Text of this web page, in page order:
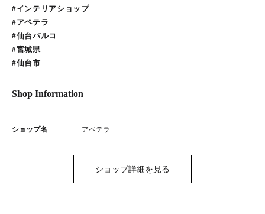
#インテリアショップ
#アペテラ
#仙台パルコ
#宮城県
#仙台市
Shop Information
ショップ名 アペテラ
ショップ詳細を見る